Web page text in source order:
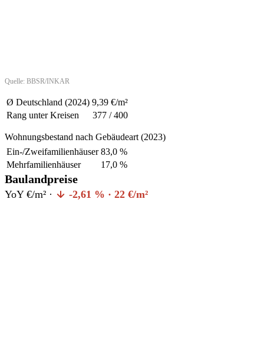
Quelle: BBSR/INKAR
Ø Deutschland (2024) 9,39 €/m²
Rang unter Kreisen
377 / 400
Wohnungsbestand nach Gebäudeart (2023)
Ein-/Zweifamilienhäuser 83,0 %
Mehrfamilienhäuser
17,0 %
Baulandpreise
YoY €/m² · -2,61 % · 22 €/m²